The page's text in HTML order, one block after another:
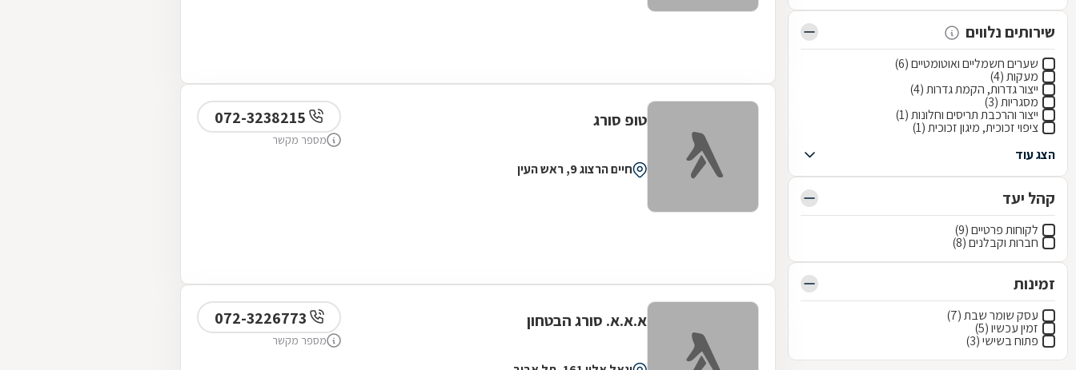
שירותים נלווים
שערים חשמליים ואוטומטיים (6)
מעקות (4)
ייצור גדרות, הקמת גדרות (4)
מסגריות (3)
ייצור והרכבת תריסים וחלונות (1)
ציפוי זכוכית, מיגון זכוכית (1)
הצג עוד
קהל יעד
לקוחות פרטיים (9)
חברות וקבלנים (8)
זמינות
עסק שומר שבת (7)
זמין עכשיו (5)
פתוח בשישי (3)
טופ סורג
חיים הרצוג 9, ראש העין
מספר מקשר
א.א.א. סורג הבטחון
מספר מקשר